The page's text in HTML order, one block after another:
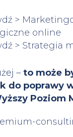
>
online
> Strategia
– to może
do poprawy
Poziom